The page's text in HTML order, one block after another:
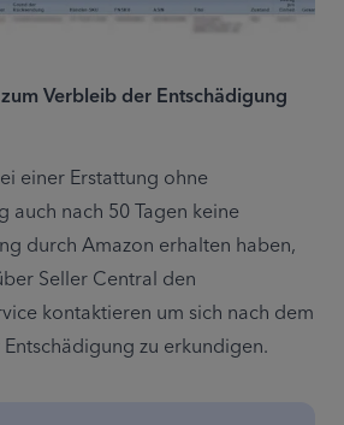
Verbleib der Entschädigung
einer Erstattung ohne
auch nach 50 Tagen keine
durch Amazon erhalten haben,
Seller Central den
kontaktieren um sich nach dem
zu erkundigen.